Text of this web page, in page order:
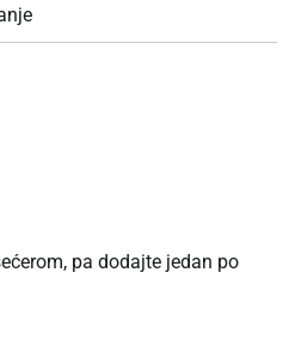
pa dodajte jedan po